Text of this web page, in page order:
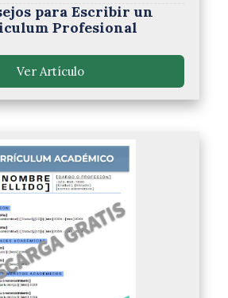
para Escribir un
Profesional
Ver Artículo